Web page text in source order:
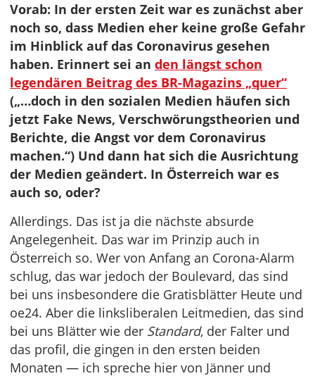
Vorab: In der ersten Zeit war es zunächst aber
noch so, dass Medien eher keine große Gefahr
im Hinblick auf das Coronavirus gesehen
haben. Erinnert sei an den längst schon
legendären Beitrag des BR-Magazins „quer“
(„…doch in den sozialen Medien häufen sich
jetzt Fake News, Verschwörungstheorien und
Berichte, die Angst vor dem Coronavirus
machen.“) Und dann hat sich die Ausrichtung
der Medien geändert. In Österreich war es
auch so, oder?
Allerdings. Das ist ja die nächste absurde
Angelegenheit. Das war im Prinzip auch in
Österreich so. Wer von Anfang an Corona-Alarm
schlug, das war jedoch der Boulevard, das sind
bei uns insbesondere die Gratisblätter Heute und
oe24. Aber die linksliberalen Leitmedien, das sind
bei uns Blätter wie der Standard, der Falter und
das profil, die gingen in den ersten beiden
Monaten — ich spreche hier von Jänner und